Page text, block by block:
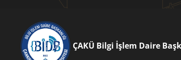
ÇAKÜ Bilgi İşlem Daire